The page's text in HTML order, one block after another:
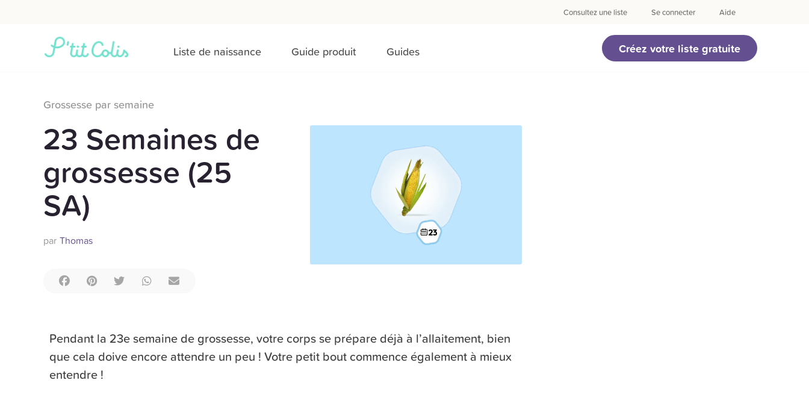
Consultez une liste Se connecter Aide
Liste de naissance Guide produit Guides Créez votre liste gratuite
Grossesse par semaine
23 Semaines de
grossesse (25
SA)
par Thomas
Pendant la 23e semaine de grossesse, votre corps se prépare déjà à l’allaitement, bien
que cela doive encore attendre un peu ! Votre petit bout commence également à mieux
entendre !